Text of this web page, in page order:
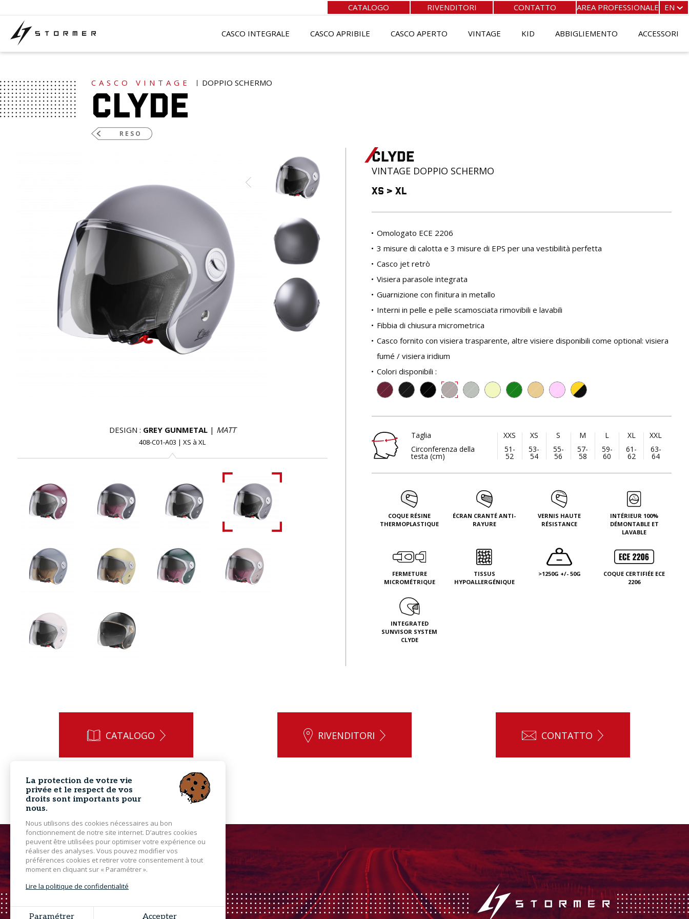
al
contenuto
principale
CATALOGO RIVENDITORI CONTATTO AREA PROFESSIONALE
EN
EN
CASCO INTEGRALE CASCO APRIBILE CASCO APERTO VINTAGE KID ABBIGLIEMENTO ACCESSORI
CASCO VINTAGE DOPPIO SCHERMO
Clyde
RESO
DESIGN : GREY GUNMETAL| MATT
408-C01-A03 |XS àXL
Clyde
VINTAGE DOPPIO SCHERMO
XS >XL
Omologato ECE 2206
3 misure di calotta e 3 misure di EPS per una vestibilità perfetta
Casco jet retrò
Visiera parasole integrata
Guarnizione con finitura in metallo
Interni in pelle e pelle scamosciata rimovibili e lavabili
Fibbia di chiusura micrometrica
Casco fornito con visiera trasparente, altre visiere disponibili come optional: visiera
fumé / visiera iridium
Colori disponibili :
Taglia
Circonferenza della
testa (cm)
XXS
51-
52
XS
53-
54
S
55-
56
M
57-
58
L
59-
60
XL
61-
62
XXL
63-
64
COQUE RÉSINE
THERMOPLASTIQUE
ÉCRAN CRANTÉ ANTI-
RAYURE
VERNIS HAUTE
RÉSISTANCE
INTÉRIEUR 100%
DÉMONTABLE ET
LAVABLE
FERMETURE
MICROMÉTRIQUE
TISSUS
HYPOALLERGÉNIQUE
>1250G +/- 50G
COQUE CERTIFIÉE ECE
2206
INTEGRATED
SUNVISOR SYSTEM
CLYDE
CATALOGO RIVENDITORI CONTATTO
La protection de votre vie
privée et le respect de vos
droits sont importants pour
nous.
Nous utilisons des cookies nécessaires au bon
fonctionnement de notre site internet. D’autres cookies
peuvent être utilisées pour optimiser votre expérience ou
réaliser des analyses. Vous pouvez modifier vos
préférences cookies et retirer votre consentement à tout
moment en cliquant sur « Paramétrer ».
Lire la politique de confidentialité
Paramétrer Accepter